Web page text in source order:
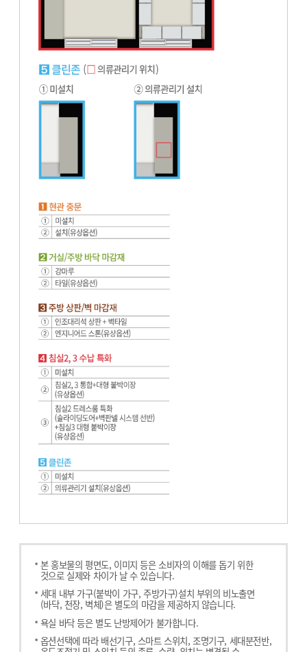
본 홍보물의 평면도, 이미지 등은 소비자의 이해를 돕기 위한
것으로 실제와 차이가 날 수 있습니다.
세대 내부 가구(붙박이 가구, 주방가구)설치 부위의 비노출면
(바닥, 천장, 벽체)은 별도의 마감을 제공하지 않습니다.
욕실 바닥 등은 별도 난방제어가 불가합니다.
옵션선택에 따라 배선기구, 스마트 스위치, 조명기구, 세대분전반,